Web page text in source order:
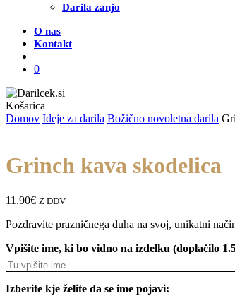
Darila zanjo
O nas
Kontakt
0
Košarica
košarico
Domov Ideje za darila Božično novoletna darila
Grinch kava skodelica
11.90€ Z DDV
Pozdravite prazničnega duha na svoj, unikatni
Vpišite ime, ki bo vidno na izdelku (doplačilo
Izberite kje želite da se ime pojavi: